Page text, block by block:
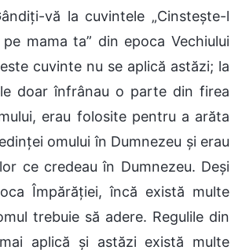
vă la cuvintele „Cinstește-l
mama ta” din epoca Vechiului
cuvinte nu se aplică astăzi; la
doar înfrânau o parte din firea
erau folosite pentru a arăta
omului în Dumnezeu și erau
ce credeau în Dumnezeu. Deși
Împărăției, încă există multe
trebuie să adere. Regulile din
aplică și astăzi există multe